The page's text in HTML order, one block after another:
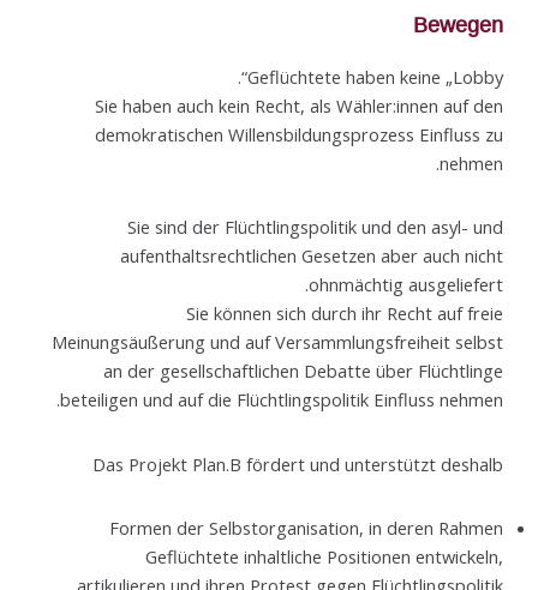
Bewegen
Geflüchtete haben keine „Lobby“.
Sie haben auch kein Recht, als Wähler:innen auf den
demokratischen Willensbildungsprozess Einfluss zu
nehmen.
Sie sind der Flüchtlingspolitik und den asyl- und
aufenthaltsrechtlichen Gesetzen aber auch nicht
ohnmächtig ausgeliefert.
Sie können sich durch ihr Recht auf freie
Meinungsäußerung und auf Versammlungsfreiheit selbst
an der gesellschaftlichen Debatte über Flüchtlinge
beteiligen und auf die Flüchtlingspolitik Einfluss nehmen.
Das Projekt Plan.B fördert und unterstützt deshalb
Formen der Selbstorganisation, in deren Rahmen
Geflüchtete inhaltliche Positionen entwickeln,